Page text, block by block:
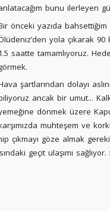
bunu ilerleyen
önceki yazıda
yola çıkarak
saatte tamamlıyoruz.
şartlarından dolayı
ancak bir umut...
dönmek üzere
muhteşem ve
çıkmayı göze almak
geçit ulaşımı